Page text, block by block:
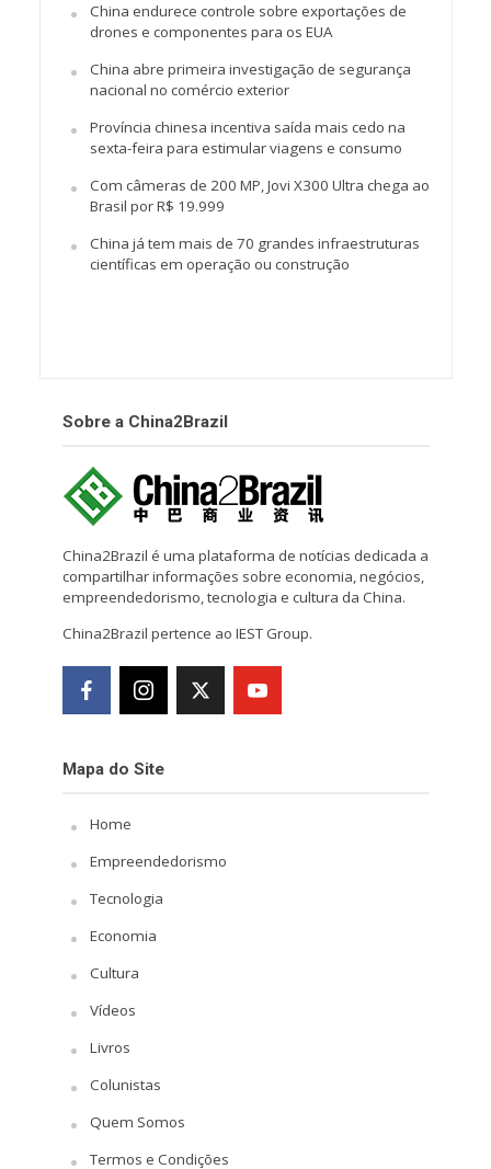
China endurece controle sobre exportações de
drones e componentes para os EUA
China abre primeira investigação de segurança
nacional no comércio exterior
Província chinesa incentiva saída mais cedo na
sexta-feira para estimular viagens e consumo
Com câmeras de 200 MP, Jovi X300 Ultra chega ao
Brasil por R$ 19.999
China já tem mais de 70 grandes infraestruturas
científicas em operação ou construção
Sobre a China2Brazil
China2Brazil é uma plataforma de notícias dedicada a
compartilhar informações sobre economia, negócios,
empreendedorismo, tecnologia e cultura da China.
China2Brazil pertence ao IEST Group.
Mapa do Site
Home
Empreendedorismo
Tecnologia
Economia
Cultura
Vídeos
Livros
Colunistas
Quem Somos
Termos e Condições